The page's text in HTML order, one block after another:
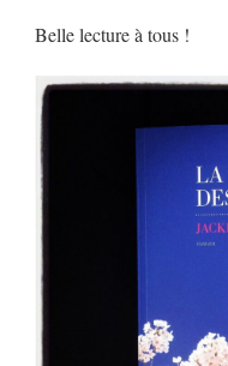
Belle lecture à tous !